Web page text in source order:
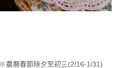
農曆春節除夕至初三(2/16-1/31)